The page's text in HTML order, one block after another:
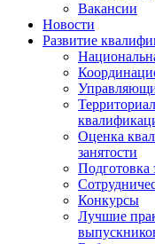
Вакансии
Новости
Развитие
Оценка
занятости
Подготовка
Конкурсы
Лучшие